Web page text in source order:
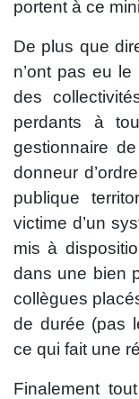
portent à ce
De plus que
n’ont pas eu
des
perdants à
gestionnaire
donneur
publique
victime d’un
mis à
dans une bien
collègues
de durée (pas
ce qui fait une
Finalement